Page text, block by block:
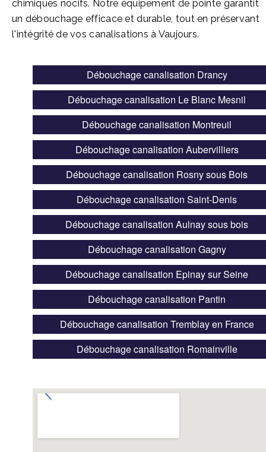
chimiques nocifs. Notre équipement de pointe garantit
un débouchage efficace et durable, tout en préservant
l'intégrité de vos canalisations à Vaujours.
Débouchage canalisation Drancy
Débouchage canalisation Le Blanc Mesnil
Débouchage canalisation Montreuil
Débouchage canalisation Aubervilliers
Débouchage canalisation Rosny sous Bois
Débouchage canalisation Saint-Denis
Débouchage canalisation Aulnay sous bois
Débouchage canalisation Gagny
Débouchage canalisation Epinay sur Seine
Débouchage canalisation Pantin
Débouchage canalisation Tremblay en France
Débouchage canalisation Romainville